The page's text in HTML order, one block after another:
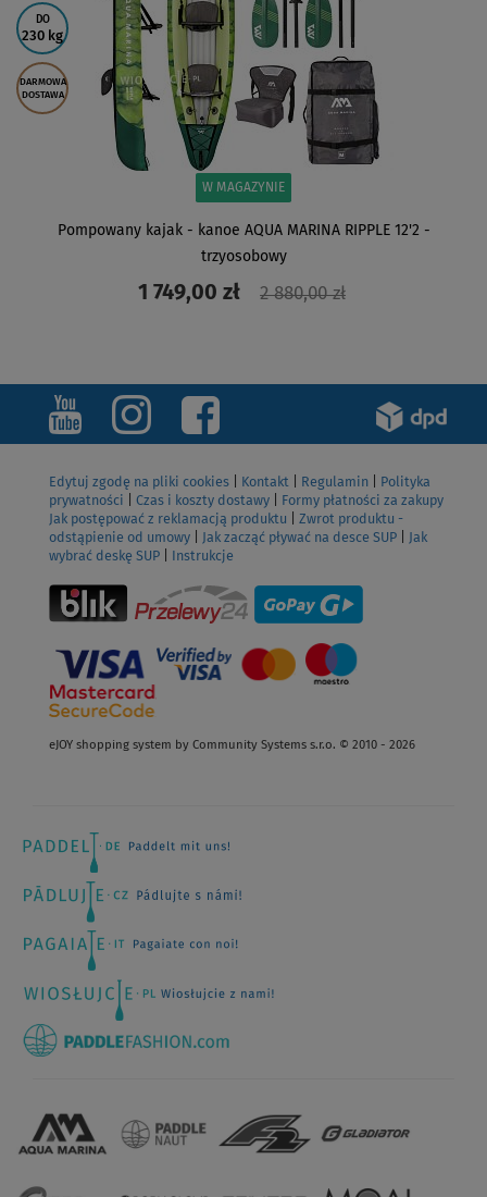
DO
230 kg
DARMOWA
DOSTAWA
W MAGAZYNIE
Pompowany kajak - kanoe AQUA MARINA RIPPLE 12'2 -
trzyosobowy
1 749,00 zł 2 880,00 zł
ZOBACZ
Edytuj zgodę na pliki cookies Kontakt Regulamin
Polityka
prywatności
Czas i koszty dostawy
Formy płatności za zakupy
Jak postępować z reklamacją produktu
Zwrot produktu -
odstąpienie od umowy
Jak zacząć pływać na desce SUP
Jak
wybrać deskę SUP
Instrukcje
eJOY shopping system by Community Systems s.r.o. © 2010 - 2026